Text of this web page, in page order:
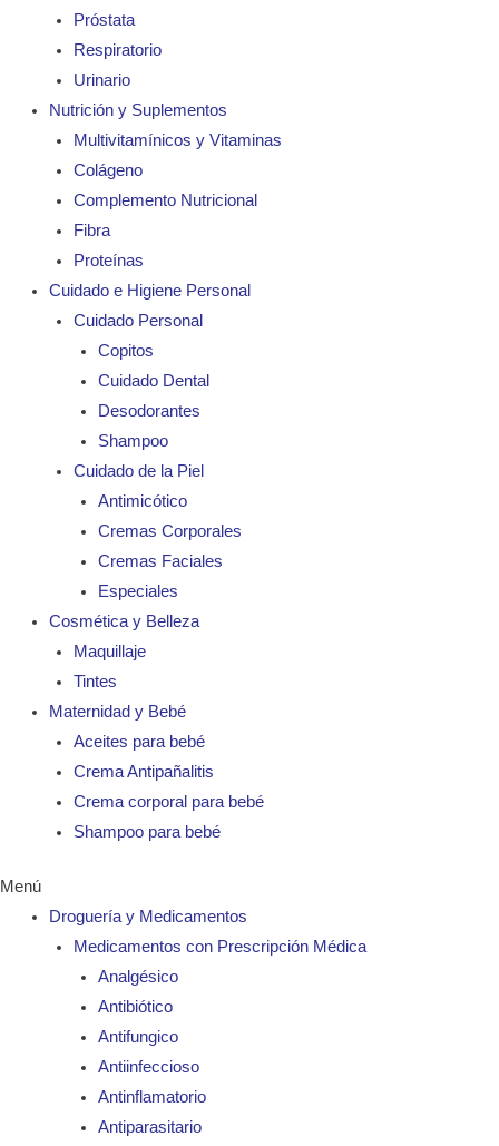
Próstata
Respiratorio
Urinario
Nutrición y Suplementos
Multivitamínicos y Vitaminas
Colágeno
Complemento Nutricional
Fibra
Proteínas
Cuidado e Higiene Personal
Cuidado Personal
Copitos
Cuidado Dental
Desodorantes
Shampoo
Cuidado de la Piel
Antimicótico
Cremas Corporales
Cremas Faciales
Especiales
Cosmética y Belleza
Maquillaje
Tintes
Maternidad y Bebé
Aceites para bebé
Crema Antipañalitis
Crema corporal para bebé
Shampoo para bebé
Menú
Droguería y Medicamentos
Medicamentos con Prescripción Médica
Analgésico
Antibiótico
Antifungico
Antiinfeccioso
Antinflamatorio
Antiparasitario